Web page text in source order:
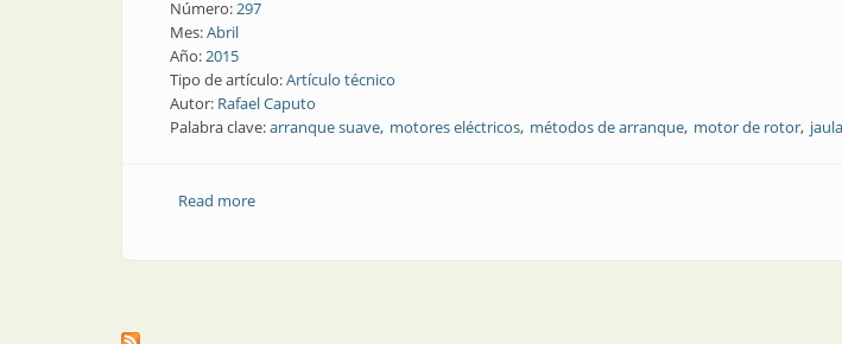
Número:297
Mes:Abril
Año:2015
Tipo de artículo:Artículo técnico
Autor: Rafael Caputo
Palabra clave:arranque suave motores eléctricos métodos de arranque motor de rotor
Read moreabout Nota técnica | Motores, conceptos básicos y métodos de arranque. Parte II